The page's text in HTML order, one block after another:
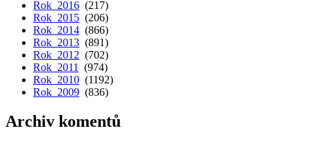
Rok 2016 (217)
Rok 2015 (206)
Rok 2014 (866)
Rok 2013 (891)
Rok 2012 (702)
Rok 2011
(974)
Rok 2010 (1192)
Rok 2009 (836)
Archiv komentů